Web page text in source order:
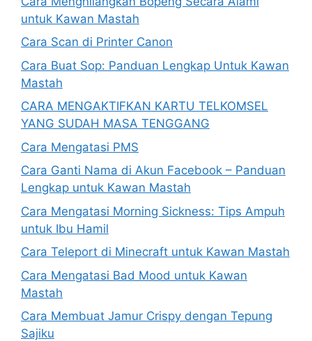
untuk Kawan Mastah
Cara Scan di Printer Canon
Cara Buat Sop: Panduan Lengkap Untuk Kawan
Mastah
CARA MENGAKTIFKAN KARTU TELKOMSEL
YANG SUDAH MASA TENGGANG
Cara Mengatasi PMS
Cara Ganti Nama di Akun Facebook – Panduan
Lengkap untuk Kawan Mastah
Cara Mengatasi Morning Sickness: Tips Ampuh
untuk Ibu Hamil
Cara Teleport di Minecraft untuk Kawan Mastah
Cara Mengatasi Bad Mood untuk Kawan
Mastah
Cara Membuat Jamur Crispy dengan Tepung
Sajiku